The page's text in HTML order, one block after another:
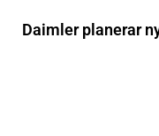
Daimler planerar